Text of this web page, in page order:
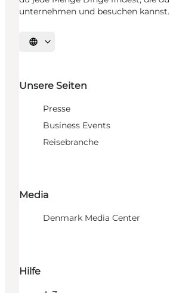
unternehmen und besuchen kannst.
Sprache auswählen
Unsere Seiten
Presse
Business Events
Reisebranche
Media
Denmark Media Center
Hilfe